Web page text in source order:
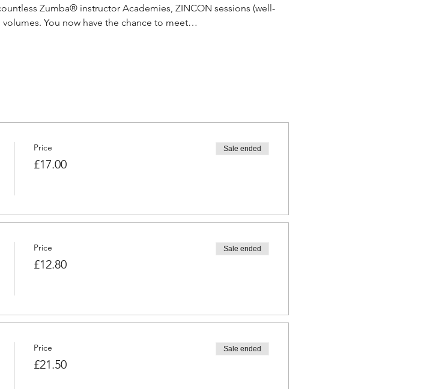
Zumba® instructor Academies, ZINCON sessions (well-
You now have the chance to meet…
Price
£17.00
Sale ended
Price
£12.80
Sale ended
Price
£21.50
Sale ended